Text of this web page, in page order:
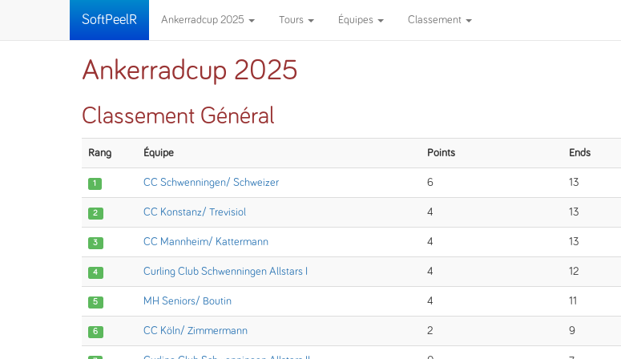
SoftPeelR Ankerradcup 2025 Tours Équipes Classement
Ankerradcup 2025
Classement Général
Rang Équipe Points Ends
1 CC Schwenningen/ Schweizer 6 13
2 CC Konstanz/ Trevisiol 4 13
3 CC Mannheim/ Kattermann 4 13
4 Curling Club Schwenningen Allstars I 4 12
5 MH Seniors/ Boutin 4 11
6 CC Köln/ Zimmermann 2 9